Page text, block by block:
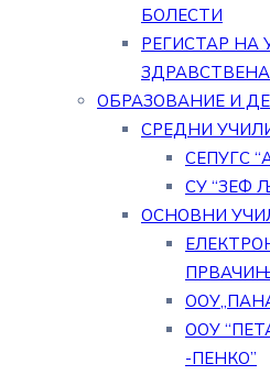
БОЛЕСТИ
РЕГИСТАР НА
ОБРАЗОВАНИЕ И
СРЕДНИ
СЕПУГС
СУ “ЗЕФ
ОСНОВНИ
ООУ
-ПЕНКО”